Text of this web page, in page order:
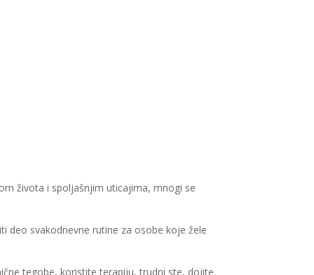
života i spoljašnjim uticajima, mnogi se
deo svakodnevne rutine za osobe koje žele
tegobe, koristite terapiju, trudni ste, dojite